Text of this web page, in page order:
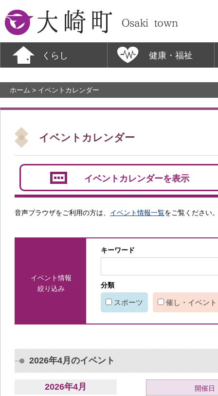
大崎町
くらし 健康・福祉
ホーム > イベントカレンダー
イベントカレンダー
イベントカレンダーを表示
音声ブラウザをご利用の方は、 イベント情報一覧をご覧ください
イベント情報
絞り込み
キーワード
分類
スポーツ 催し・イベント
2026年4月のイベント
2026年4月
開催日